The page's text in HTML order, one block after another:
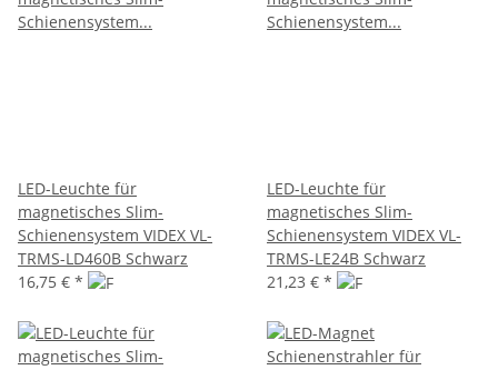
LED-Leuchte für
magnetisches Slim-
Schienensystem VIDEX VL-
TRMS-LD460B Schwarz
16,75 € *
LED-Leuchte für
magnetisches Slim-
Schienensystem VIDEX VL-
TRMS-LE24B Schwarz
21,23 € *